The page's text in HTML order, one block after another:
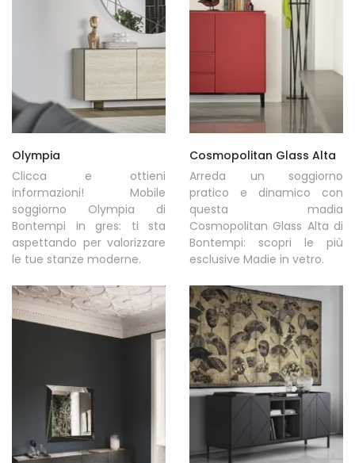
Olympia
Clicca e ottieni
informazioni! Mobile
soggiorno Olympia di
Bontempi in gres: ti sta
aspettando per valorizzare
le tue stanze moderne.
Cosmopolitan Glass Alta
Arreda un soggiorno
pratico e dinamico con
questa madia
Cosmopolitan Glass Alta di
Bontempi: scopri le più
esclusive Madie in vetro.